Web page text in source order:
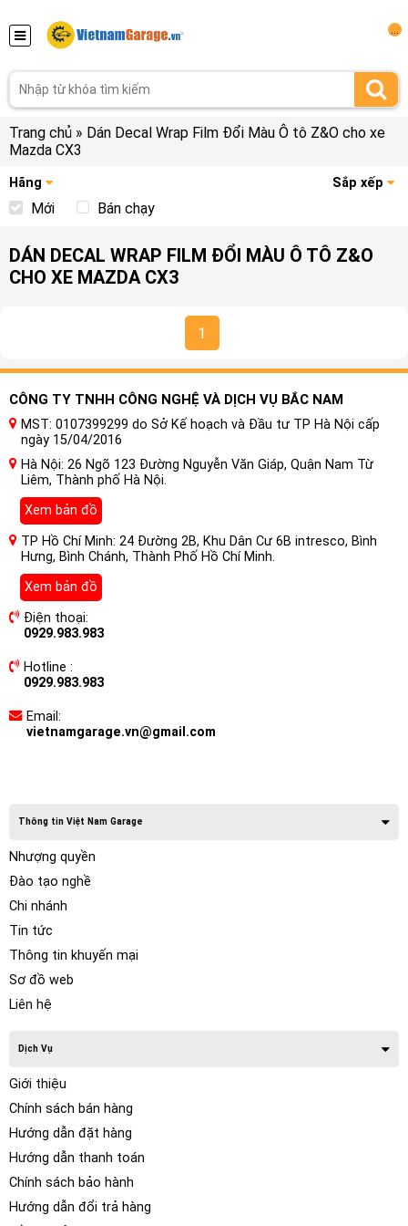
Trang chủ » Dán Decal Wrap Film Đổi Màu Ô tô Z&O cho xe
Mazda CX3
Hãng Sắp xếp
Mới Bán chạy
DÁN DECAL WRAP FILM ĐỔI MÀU Ô TÔ Z&O
CHO XE MAZDA CX3
1
CÔNG TY TNHH CÔNG NGHỆ VÀ DỊCH VỤ BẮC NAM
MST: 0107399299 do Sở Kế hoạch và Đầu tư TP Hà Nội cấp
ngày 15/04/2016
Hà Nội: 26 Ngõ 123 Đường Nguyễn Văn Giáp, Quận Nam Từ
Liêm, Thành phố Hà Nội.
Xem bản đồ
TP Hồ Chí Minh: 24 Đường 2B, Khu Dân Cư 6B intresco, Bình
Hưng, Bình Chánh, Thành Phố Hồ Chí Minh.
Xem bản đồ
Điện thoại:
0929.983.983
Hotline :
0929.983.983
Email:
vietnamgarage.vn@gmail.com
Thông tin Việt Nam Garage
Nhượng quyền
Đào tạo nghề
Chi nhánh
Tin tức
Thông tin khuyến mại
Sơ đồ web
Liên hệ
Dịch Vụ
Giới thiệu
Chính sách bán hàng
Hướng dẫn đặt hàng
Hướng dẫn thanh toán
Chính sách bảo hành
Hướng dẫn đổi trả hàng